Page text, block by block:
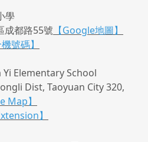
學
成都路55號 【Google地圖】
機號碼】
Elementary School
Dist, Taoyuan City 320,
Map】
】